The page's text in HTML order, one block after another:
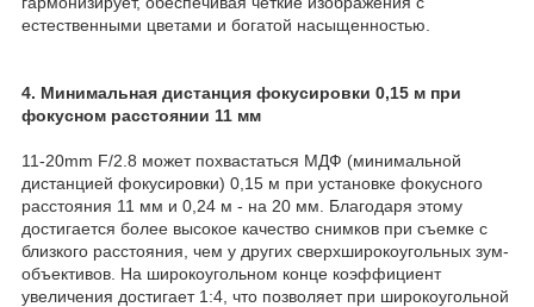
естественными цветами и богатой насыщенностью.
4. Минимальная дистанция фокусировки 0,15 м при
фокусном расстоянии 11 мм
11-20mm F/2.8 может похвастаться МДФ (минимальной
дистанцией фокусировки) 0,15 м при установке фокусного
расстояния 11 мм и 0,24 м - на 20 мм. Благодаря этому
достигается более высокое качество снимков при съемке с
близкого расстояния, чем у других сверхширокоугольных зум-
объективов. На широкоугольном конце коэффициент
увеличения достигает 1:4, что позволяет при широкоугольной